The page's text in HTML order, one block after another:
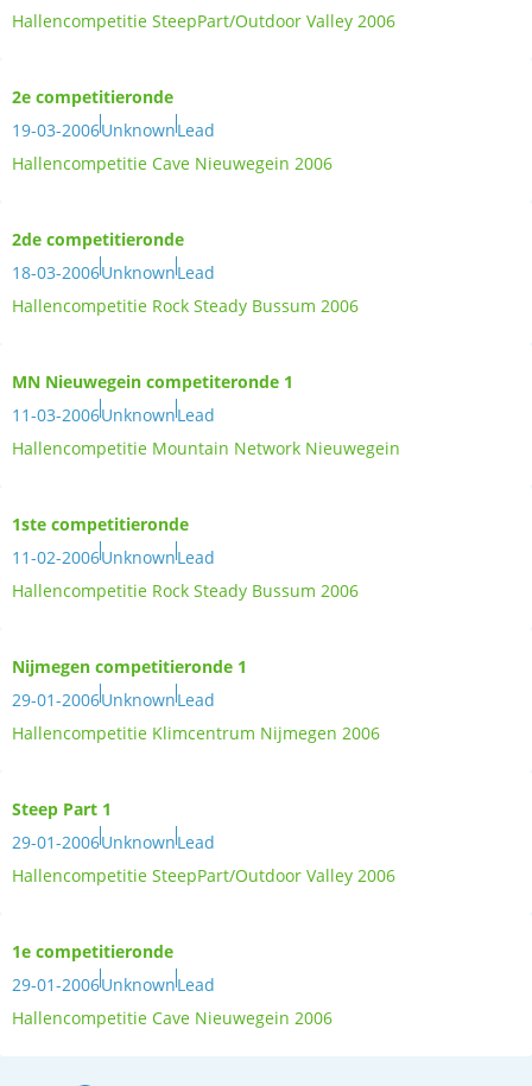
Hallencompetitie SteepPart/Outdoor Valley 2006
2e competitieronde
19-03-2006UnknownLead
Hallencompetitie Cave Nieuwegein 2006
2de competitieronde
18-03-2006UnknownLead
Hallencompetitie Rock Steady Bussum 2006
MN Nieuwegein competiteronde 1
11-03-2006UnknownLead
Hallencompetitie Mountain Network Nieuwegein
1ste competitieronde
11-02-2006UnknownLead
Hallencompetitie Rock Steady Bussum 2006
Nijmegen competitieronde 1
29-01-2006UnknownLead
Hallencompetitie Klimcentrum Nijmegen 2006
Steep Part 1
29-01-2006UnknownLead
Hallencompetitie SteepPart/Outdoor Valley 2006
1e competitieronde
29-01-2006UnknownLead
Hallencompetitie Cave Nieuwegein 2006